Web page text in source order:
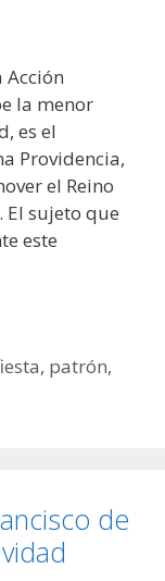
Acción
la menor
es el
Providencia,
el Reino
El sujeto que
este
, patrón,
de